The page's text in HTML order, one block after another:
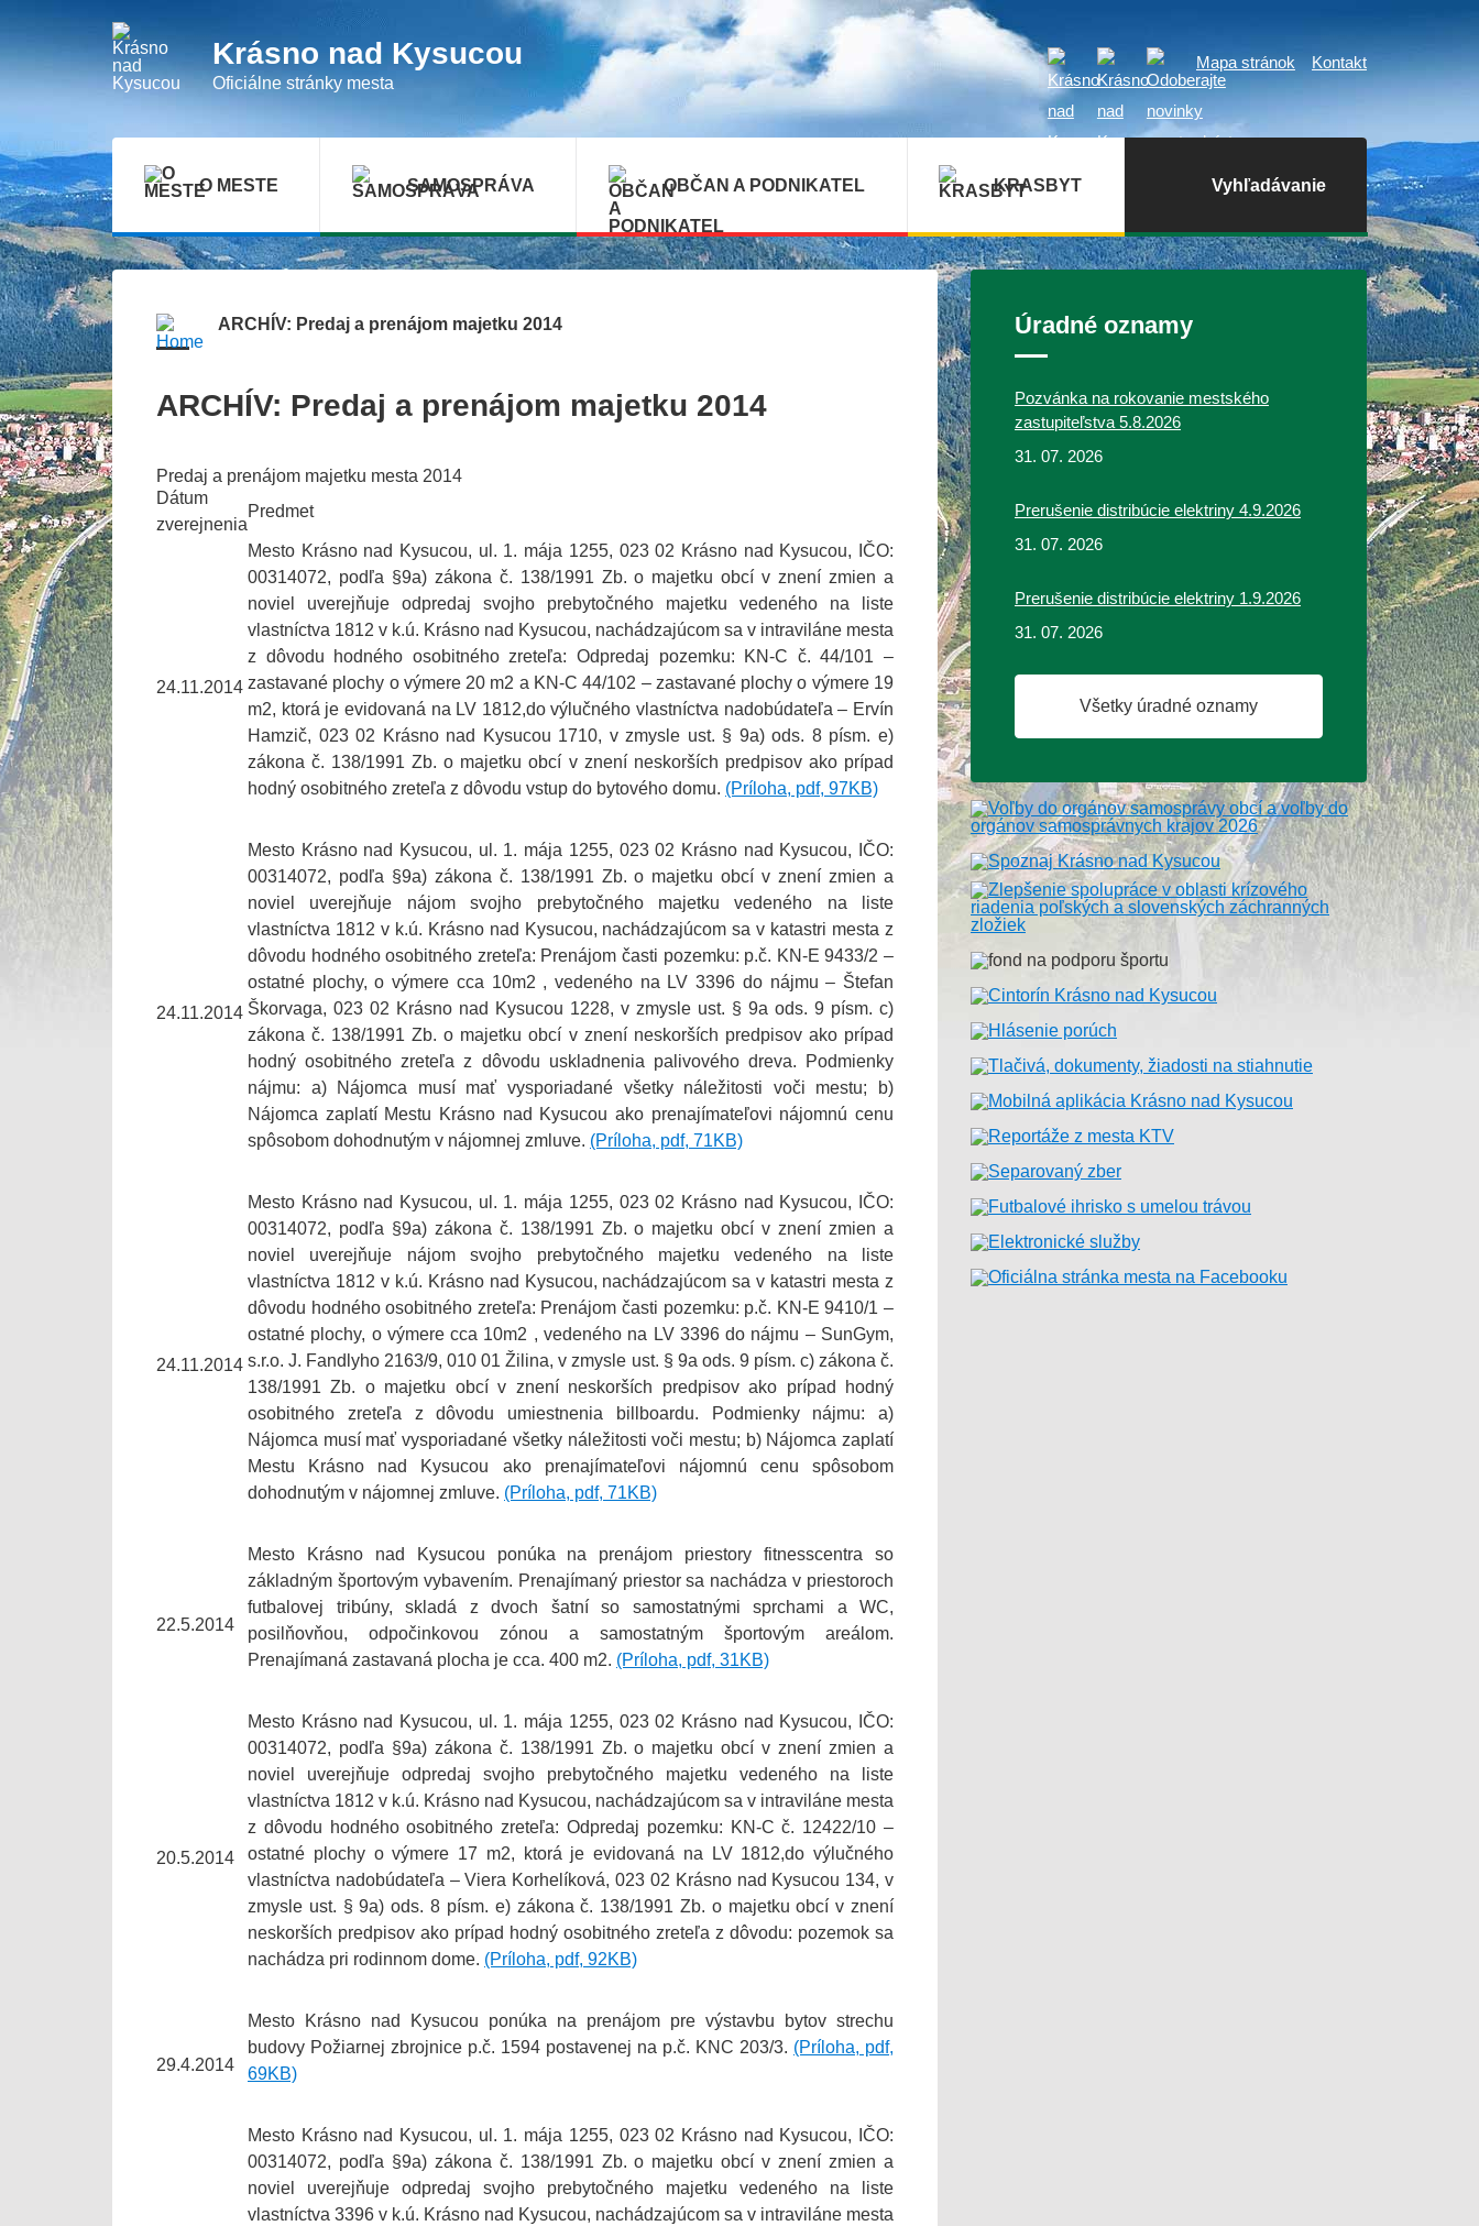
obsah
Krásno nad Kysucou
Oficiálne stránky mesta
Mapa stránok Kontakt
O MESTE SAMOSPRÁVA OBČAN A PODNIKATEL KRASBYT Vyhľadávanie
ARCHÍV: Predaj a prenájom majetku 2014
ARCHÍV: Predaj a prenájom majetku 2014
Predaj a prenájom majetku mesta 2014
Dátum
zverejnenia
Predmet
24.11.2014
Mesto Krásno nad Kysucou, ul. 1. mája 1255, 023 02 Krásno nad Kysucou, IČO:
00314072, podľa §9a) zákona č. 138/1991 Zb. o majetku obcí v znení zmien a
noviel uverejňuje odpredaj svojho prebytočného majetku vedeného na liste
vlastníctva 1812 v k.ú. Krásno nad Kysucou, nachádzajúcom sa v intraviláne mesta
z dôvodu hodného osobitného zreteľa: Odpredaj pozemku: KN-C č. 44/101 –
zastavané plochy o výmere 20 m2 a KN-C 44/102 – zastavané plochy o výmere 19
m2, ktorá je evidovaná na LV 1812,do výlučného vlastníctva nadobúdateľa – Ervín
Hamzič, 023 02 Krásno nad Kysucou 1710, v zmysle ust. § 9a) ods. 8 písm. e)
zákona č. 138/1991 Zb. o majetku obcí v znení neskorších predpisov ako prípad
hodný osobitného zreteľa z dôvodu vstup do bytového domu. (Príloha, pdf, 97KB)
24.11.2014
Mesto Krásno nad Kysucou, ul. 1. mája 1255, 023 02 Krásno nad Kysucou, IČO:
00314072, podľa §9a) zákona č. 138/1991 Zb. o majetku obcí v znení zmien a
noviel uverejňuje nájom svojho prebytočného majetku vedeného na liste
vlastníctva 1812 v k.ú. Krásno nad Kysucou, nachádzajúcom sa v katastri mesta z
dôvodu hodného osobitného zreteľa: Prenájom časti pozemku: p.č. KN-E 9433/2 –
ostatné plochy, o výmere cca 10m2 , vedeného na LV 3396 do nájmu – Štefan
Škorvaga, 023 02 Krásno nad Kysucou 1228, v zmysle ust. § 9a ods. 9 písm. c)
zákona č. 138/1991 Zb. o majetku obcí v znení neskorších predpisov ako prípad
hodný osobitného zreteľa z dôvodu uskladnenia palivového dreva. Podmienky
nájmu: a) Nájomca musí mať vysporiadané všetky náležitosti voči mestu; b)
Nájomca zaplatí Mestu Krásno nad Kysucou ako prenajímateľovi nájomnú cenu
spôsobom dohodnutým v nájomnej zmluve. (Príloha, pdf, 71KB)
24.11.2014
Mesto Krásno nad Kysucou, ul. 1. mája 1255, 023 02 Krásno nad Kysucou, IČO:
00314072, podľa §9a) zákona č. 138/1991 Zb. o majetku obcí v znení zmien a
noviel uverejňuje nájom svojho prebytočného majetku vedeného na liste
vlastníctva 1812 v k.ú. Krásno nad Kysucou, nachádzajúcom sa v katastri mesta z
dôvodu hodného osobitného zreteľa: Prenájom časti pozemku: p.č. KN-E 9410/1 –
ostatné plochy, o výmere cca 10m2 , vedeného na LV 3396 do nájmu – SunGym,
s.r.o. J. Fandlyho 2163/9, 010 01 Žilina, v zmysle ust. § 9a ods. 9 písm. c) zákona č.
138/1991 Zb. o majetku obcí v znení neskorších predpisov ako prípad hodný
osobitného zreteľa z dôvodu umiestnenia billboardu. Podmienky nájmu: a)
Nájomca musí mať vysporiadané všetky náležitosti voči mestu; b) Nájomca zaplatí
Mestu Krásno nad Kysucou ako prenajímateľovi nájomnú cenu spôsobom
dohodnutým v nájomnej zmluve. (Príloha, pdf, 71KB)
22.5.2014
Mesto Krásno nad Kysucou ponúka na prenájom priestory fitnesscentra so
základným športovým vybavením. Prenajímaný priestor sa nachádza v priestoroch
futbalovej tribúny, skladá z dvoch šatní so samostatnými sprchami a WC,
posilňovňou, odpočinkovou zónou a samostatným športovým areálom.
Prenajímaná zastavaná plocha je cca. 400 m2. (Príloha, pdf, 31KB)
20.5.2014
Mesto Krásno nad Kysucou, ul. 1. mája 1255, 023 02 Krásno nad Kysucou, IČO:
00314072, podľa §9a) zákona č. 138/1991 Zb. o majetku obcí v znení zmien a
noviel uverejňuje odpredaj svojho prebytočného majetku vedeného na liste
vlastníctva 1812 v k.ú. Krásno nad Kysucou, nachádzajúcom sa v intraviláne mesta
z dôvodu hodného osobitného zreteľa: Odpredaj pozemku: KN-C č. 12422/10 –
ostatné plochy o výmere 17 m2, ktorá je evidovaná na LV 1812,do výlučného
vlastníctva nadobúdateľa – Viera Korhelíková, 023 02 Krásno nad Kysucou 134, v
zmysle ust. § 9a) ods. 8 písm. e) zákona č. 138/1991 Zb. o majetku obcí v znení
neskorších predpisov ako prípad hodný osobitného zreteľa z dôvodu: pozemok sa
nachádza pri rodinnom dome. (Príloha, pdf, 92KB)
29.4.2014
Mesto Krásno nad Kysucou ponúka na prenájom pre výstavbu bytov strechu
budovy Požiarnej zbrojnice p.č. 1594 postavenej na p.č. KNC 203/3. (Príloha, pdf,
69KB)
Mesto Krásno nad Kysucou, ul. 1. mája 1255, 023 02 Krásno nad Kysucou, IČO:
00314072, podľa §9a) zákona č. 138/1991 Zb. o majetku obcí v znení zmien a
noviel uverejňuje odpredaj svojho prebytočného majetku vedeného na liste
vlastníctva 3396 v k.ú. Krásno nad Kysucou, nachádzajúcom sa v intraviláne mesta
Úradné oznamy
Pozvánka na rokovanie mestského
zastupiteľstva 5.8.2026
31. 07. 2026
Prerušenie distribúcie elektriny 4.9.2026
31. 07. 2026
Prerušenie distribúcie elektriny 1.9.2026
31. 07. 2026
Všetky úradné oznamy